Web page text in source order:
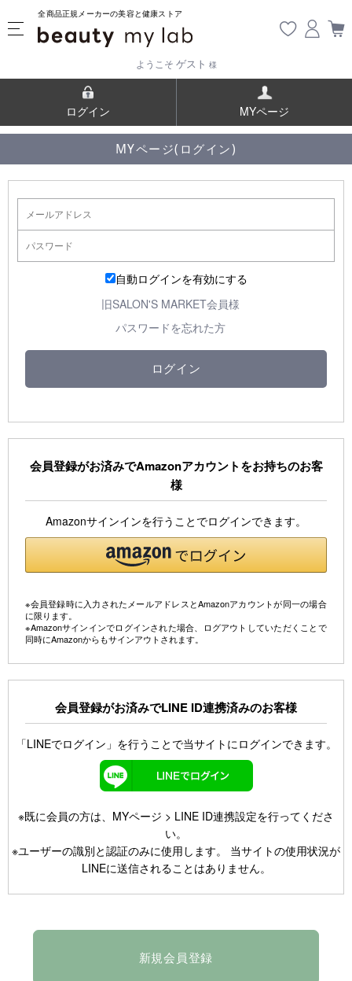
全商品正規メーカーの美容と健康ストア
ようこそ ゲスト 様
ログイン MYページ
MYページ(ログイン)
自動ログインを有効にする
旧SALON'S MARKET会員様
パスワードを忘れた方
会員登録がお済みでAmazonアカウントをお持ちのお客
様
Amazonサインインを行うことでログインできます。
※会員登録時に入力されたメールアドレスとAmazonアカウントが同一の場合
に限ります。
※Amazonサインインでログインされた場合、ログアウトしていただくことで
同時にAmazonからもサインアウトされます。
会員登録がお済みでLINE ID連携済みのお客様
「LINEでログイン」を行うことで当サイトにログインできます。
※既に会員の方は、MYページ > LINE ID連携設定を行ってくださ
い。
※ユーザーの識別と認証のみに使用します。 当サイトの使用状況が
LINEに送信されることはありません。
新規会員登録